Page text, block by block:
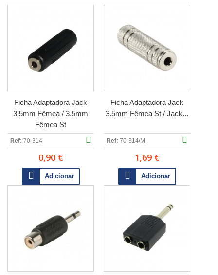
Ficha Adaptadora Jack
3.5mm Fêmea / 3.5mm
Fêmea St
Ref: 70-314
0,90 €
Adicionar
Ficha Adaptadora Jack
3.5mm Fêmea St / Jack...
Ref: 70-314/M
1,69 €
Adicionar